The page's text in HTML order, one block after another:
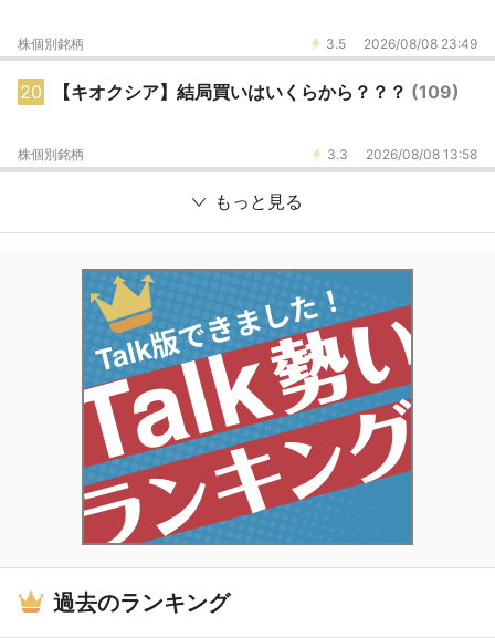
3.5 2026/08/08 23:49
株個別銘柄
20 【キオクシア】結局買いはいくらから？？？ (109)
3.3 2026/08/08 13:58
株個別銘柄
もっと見る
過去のランキング